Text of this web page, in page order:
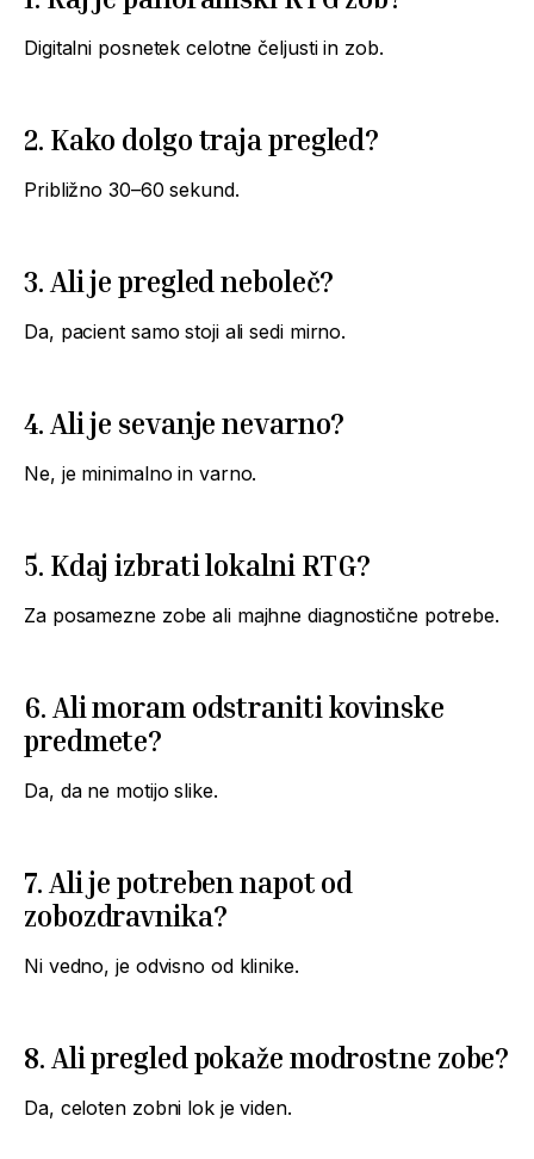
Digitalni posnetek celotne čeljusti in zob.
2. Kako dolgo traja pregled?
Približno 30–60 sekund.
3. Ali je pregled neboleč?
Da, pacient samo stoji ali sedi mirno.
4. Ali je sevanje nevarno?
Ne, je minimalno in varno.
5. Kdaj izbrati lokalni RTG?
Za posamezne zobe ali majhne diagnostične potrebe.
6. Ali moram odstraniti kovinske
predmete?
Da, da ne motijo slike.
7. Ali je potreben napot od
zobozdravnika?
Ni vedno, je odvisno od klinike.
8. Ali pregled pokaže modrostne zobe?
Da, celoten zobni lok je viden.